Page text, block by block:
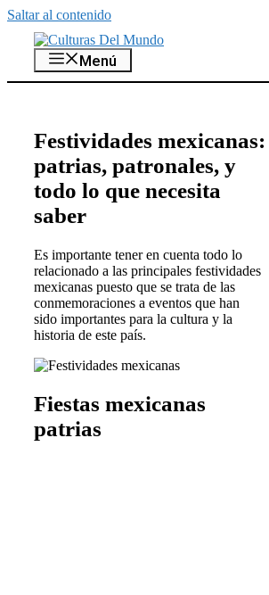
Saltar al contenido
Menú
Festividades mexicanas:
patrias, patronales, y
todo lo que necesita
saber
Es importante tener en cuenta todo lo
relacionado a las principales festividades
mexicanas puesto que se trata de las
conmemoraciones a eventos que han
sido importantes para la cultura y la
historia de este país.
Fiestas mexicanas
patrias